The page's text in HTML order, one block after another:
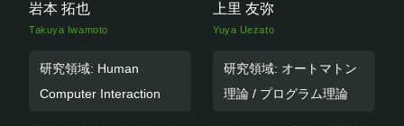
岩本 拓也
Takuya Iwamoto
研究領域: Human
Computer Interaction
上里 友弥
Yuya Uezato
研究領域: オートマトン
理論 / プログラム理論